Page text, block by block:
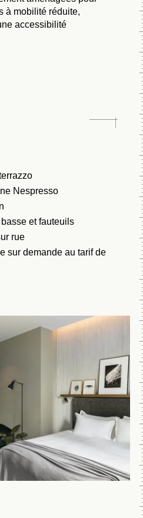
à mobilité réduite,
accessibilité
Nespresso
et fauteuils
rue
sur demande au tarif de